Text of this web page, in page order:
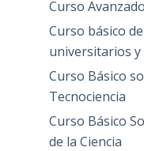
Curso
Curso básico
universitarios
Curso Básico
Tecnociencia
Curso Básico
de la Ciencia